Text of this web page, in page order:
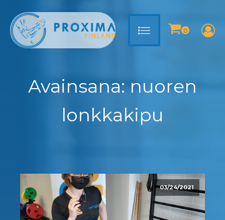
Avainsana: nuoren
lonkkakipu
03/24/2021